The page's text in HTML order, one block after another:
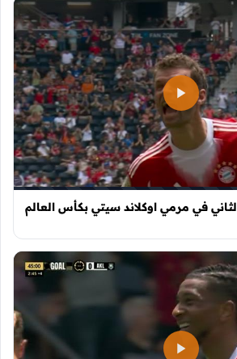
في مرمي اوكلاند سيتي بكأس العالم